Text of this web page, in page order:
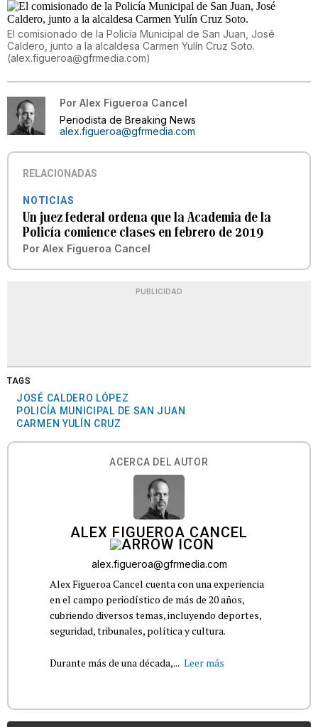
El comisionado de la Policía Municipal de San Juan, José
Caldero, junto a la alcaldesa Carmen Yulín Cruz Soto.
(alex.figueroa@gfrmedia.com)
Por Alex Figueroa Cancel
Periodista de Breaking News
alex.figueroa@gfrmedia.com
RELACIONADAS
NOTICIAS
Un juez federal ordena que la Academia de la
Policía comience clases en febrero de 2019
Por Alex Figueroa Cancel
PUBLICIDAD
TAGS
JOSÉ CALDERO LÓPEZ
POLICÍA MUNICIPAL DE SAN JUAN
CARMEN YULÍN CRUZ
ACERCA DEL AUTOR
ALEX FIGUEROA CANCEL
alex.figueroa@gfrmedia.com
Alex Figueroa Cancel cuenta con una experiencia
en el campo periodístico de más de 20 años,
cubriendo diversos temas, incluyendo deportes,
seguridad, tribunales, política y cultura.
Durante más de una década,... Leer más